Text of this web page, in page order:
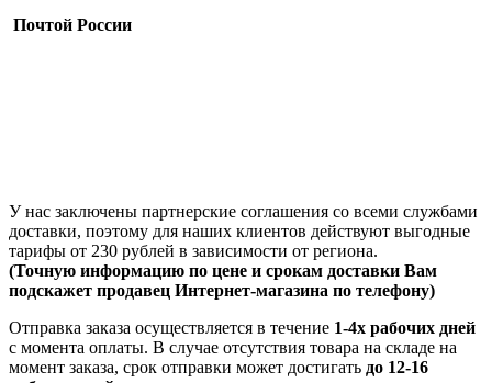
Почтой России
У нас заключены партнерские соглашения со всеми службами
доставки, поэтому для наших клиентов действуют выгодные
тарифы от 230 рублей в зависимости от региона.
(Точную информацию по цене и срокам доставки Вам
подскажет продавец Интернет-магазина по телефону)
Отправка заказа осуществляется в течение 1-4х рабочих дней
с момента оплаты. В случае отсутствия товара на складе на
момент заказа, срок отправки может достигать до 12-16